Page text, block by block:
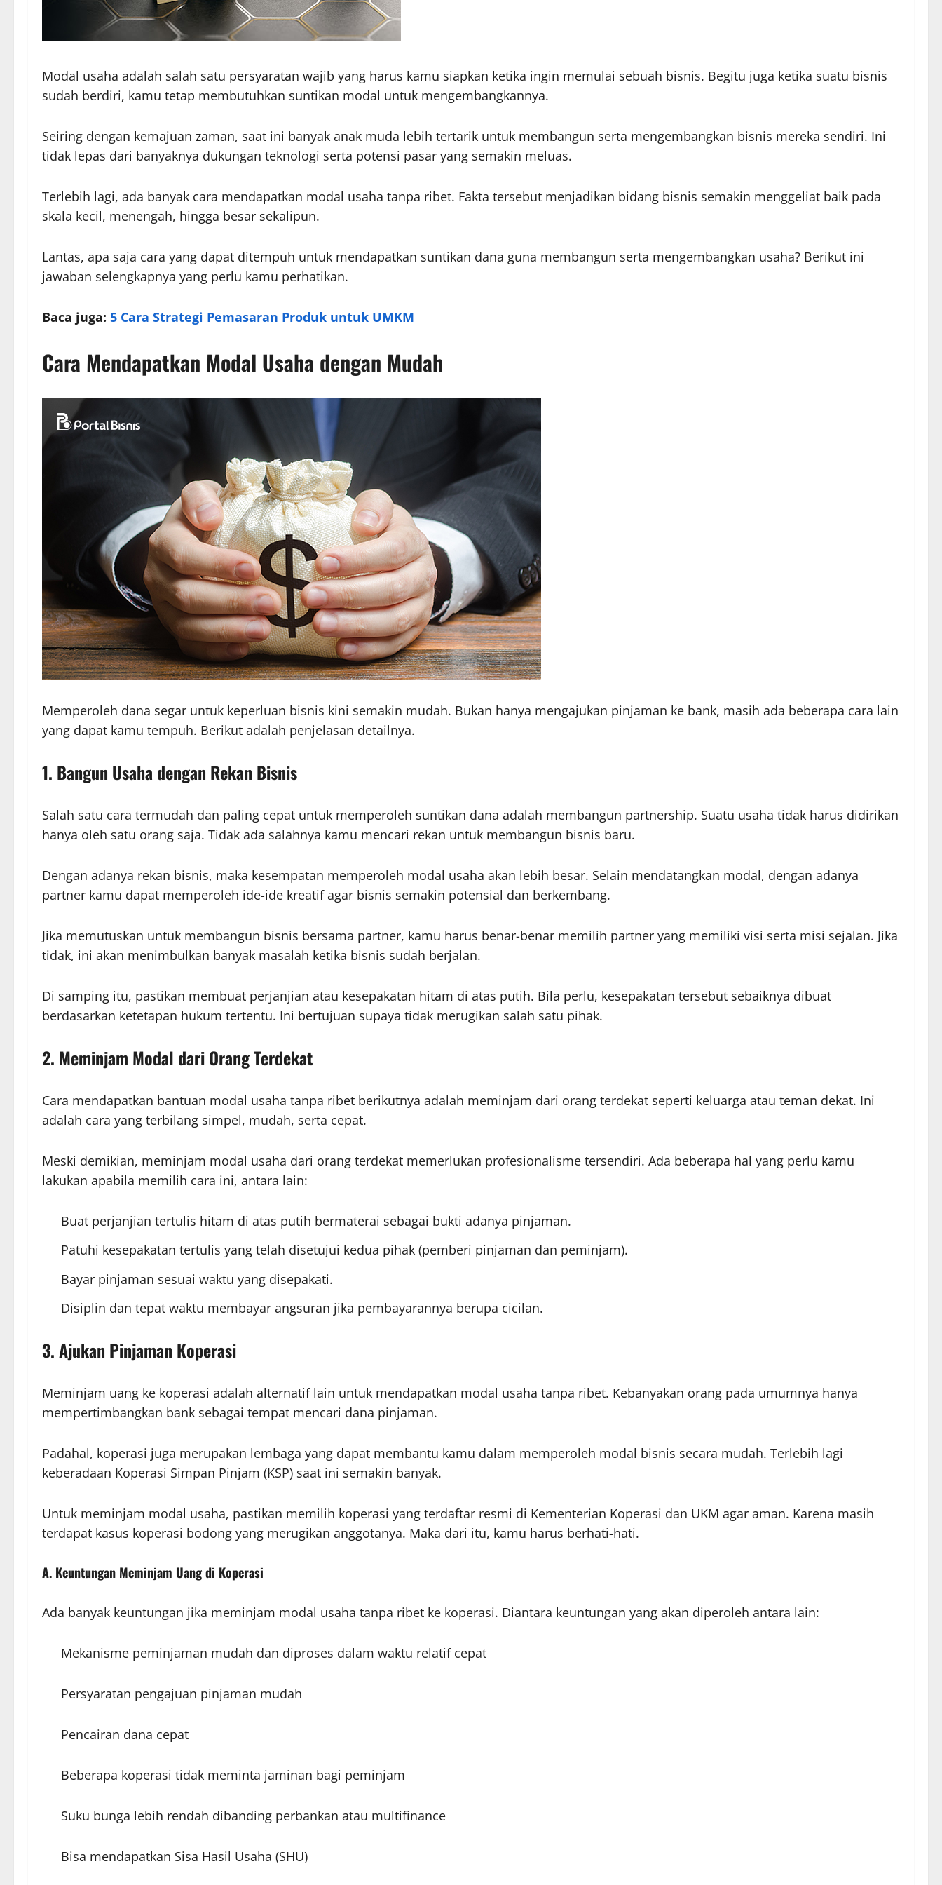
Modal usaha adalah salah satu persyaratan wajib yang harus kamu siapkan ketika ingin memulai sebuah bisnis. Begitu juga ketika suatu bisnis
sudah berdiri, kamu tetap membutuhkan suntikan modal untuk mengembangkannya.
Seiring dengan kemajuan zaman, saat ini banyak anak muda lebih tertarik untuk membangun serta mengembangkan bisnis mereka sendiri. Ini
tidak lepas dari banyaknya dukungan teknologi serta potensi pasar yang semakin meluas.
Terlebih lagi, ada banyak cara mendapatkan modal usaha tanpa ribet. Fakta tersebut menjadikan bidang bisnis semakin menggeliat baik pada
skala kecil, menengah, hingga besar sekalipun.
Lantas, apa saja cara yang dapat ditempuh untuk mendapatkan suntikan dana guna membangun serta mengembangkan usaha? Berikut ini
jawaban selengkapnya yang perlu kamu perhatikan.
Baca juga: 5 Cara Strategi Pemasaran Produk untuk UMKM
Cara Mendapatkan Modal Usaha dengan Mudah
Memperoleh dana segar untuk keperluan bisnis kini semakin mudah. Bukan hanya mengajukan pinjaman ke bank, masih ada beberapa cara lain
yang dapat kamu tempuh. Berikut adalah penjelasan detailnya.
1. Bangun Usaha dengan Rekan Bisnis
Salah satu cara termudah dan paling cepat untuk memperoleh suntikan dana adalah membangun partnership. Suatu usaha tidak harus didirikan
hanya oleh satu orang saja. Tidak ada salahnya kamu mencari rekan untuk membangun bisnis baru.
Dengan adanya rekan bisnis, maka kesempatan memperoleh modal usaha akan lebih besar. Selain mendatangkan modal, dengan adanya
partner kamu dapat memperoleh ide-ide kreatif agar bisnis semakin potensial dan berkembang.
Jika memutuskan untuk membangun bisnis bersama partner, kamu harus benar-benar memilih partner yang memiliki visi serta misi sejalan. Jika
tidak, ini akan menimbulkan banyak masalah ketika bisnis sudah berjalan.
Di samping itu, pastikan membuat perjanjian atau kesepakatan hitam di atas putih. Bila perlu, kesepakatan tersebut sebaiknya dibuat
berdasarkan ketetapan hukum tertentu. Ini bertujuan supaya tidak merugikan salah satu pihak.
2. Meminjam Modal dari Orang Terdekat
Cara mendapatkan bantuan modal usaha tanpa ribet berikutnya adalah meminjam dari orang terdekat seperti keluarga atau teman dekat. Ini
adalah cara yang terbilang simpel, mudah, serta cepat.
Meski demikian, meminjam modal usaha dari orang terdekat memerlukan profesionalisme tersendiri. Ada beberapa hal yang perlu kamu
lakukan apabila memilih cara ini, antara lain:
Buat perjanjian tertulis hitam di atas putih bermaterai sebagai bukti adanya pinjaman.
Patuhi kesepakatan tertulis yang telah disetujui kedua pihak (pemberi pinjaman dan peminjam).
Bayar pinjaman sesuai waktu yang disepakati.
Disiplin dan tepat waktu membayar angsuran jika pembayarannya berupa cicilan.
3.Ajukan Pinjaman Koperasi
Meminjam uang ke koperasi adalah alternatif lain untuk mendapatkan modal usaha tanpa ribet. Kebanyakan orang pada umumnya hanya
mempertimbangkan bank sebagai tempat mencari dana pinjaman.
Padahal, koperasi juga merupakan lembaga yang dapat membantu kamu dalam memperoleh modal bisnis secara mudah. Terlebih lagi
keberadaan Koperasi Simpan Pinjam (KSP) saat ini semakin banyak.
Untuk meminjam modal usaha, pastikan memilih koperasi yang terdaftar resmi di Kementerian Koperasi dan UKM agar aman. Karena masih
terdapat kasus koperasi bodong yang merugikan anggotanya. Maka dari itu, kamu harus berhati-hati.
A. Keuntungan Meminjam Uang di Koperasi
Ada banyak keuntungan jika meminjam modal usaha tanpa ribet ke koperasi. Diantara keuntungan yang akan diperoleh antara lain:
Mekanisme peminjaman mudah dan diproses dalam waktu relatif cepat
Persyaratan pengajuan pinjaman mudah
Pencairan dana cepat
Beberapa koperasi tidak meminta jaminan bagi peminjam
Suku bunga lebih rendah dibanding perbankan atau multifinance
Bisa mendapatkan Sisa Hasil Usaha (SHU)